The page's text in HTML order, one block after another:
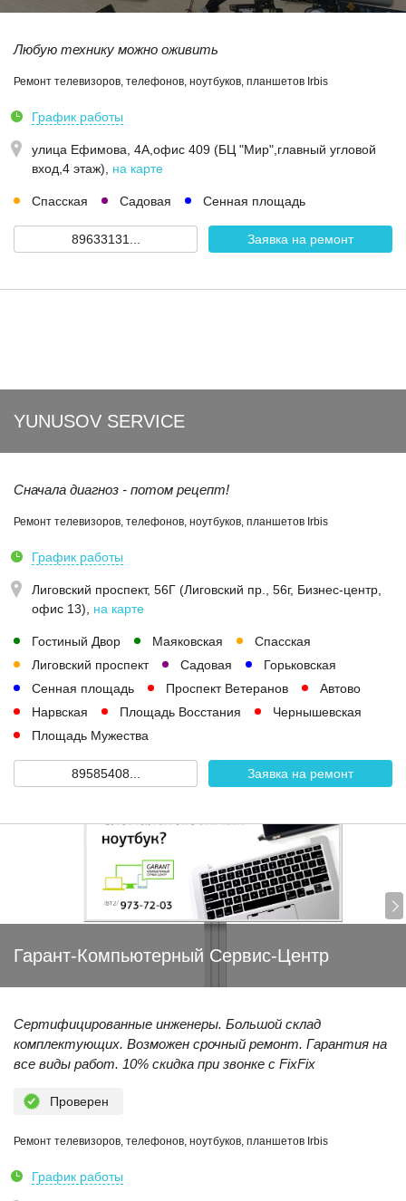
Любую технику можно оживить
Ремонт телевизоров, телефонов, ноутбуков, планшетов Irbis
График работы
улица Ефимова, 4А,офис 409 (БЦ "Мир",главный угловой
вход,4 этаж)
на карте
Спасская Садовая Сенная площадь
89633131... Заявка на ремонт
YUNUSOV SERVICE
Сначала диагноз - потом рецепт!
Ремонт телевизоров, телефонов, ноутбуков, планшетов Irbis
График работы
Лиговский проспект, 56Г (Лиговский пр., 56г, Бизнес-центр,
офис 13)
на карте
Гостиный Двор Маяковская
Спасская
Лиговский проспект
Садовая
Горьковская
Сенная площадь
Проспект Ветеранов
Автово
Нарвская
Площадь Восстания
Чернышевская
Площадь Мужества
89585408... Заявка на ремонт
Гарант-Компьютерный Сервис-Центр
Сертифицированные инженеры. Большой склад
комплектующих. Возможен срочный ремонт. Гарантия на
все виды работ. 10% скидка при звонке с FixFix
Проверен
Ремонт телевизоров, телефонов, ноутбуков, планшетов Irbis
График работы